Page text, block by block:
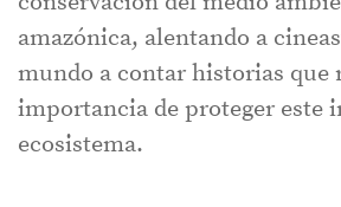
amazónica, alentando a
mundo a contar historias que
importancia de proteger este
ecosistema.